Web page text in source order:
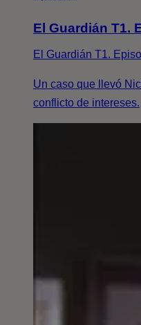
El Guardián T1.
El Guardián T1.
Un caso que llevó
conflicto de intereses.